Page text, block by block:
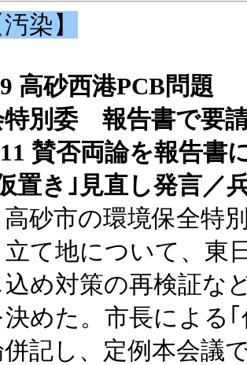
汚染】
高砂西港PCB問題
特別委 報告書で要
賛否両論を報告
置き｣見直し発言／
砂市の環境保全特
立て地について、東
込め対策の再検証な
決めた。市長による
記し、定例本会議